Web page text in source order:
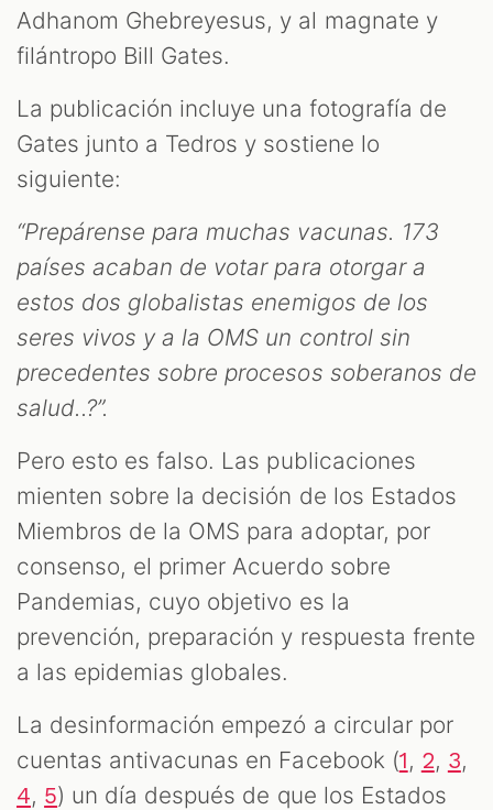
Adhanom Ghebreyesus, y al magnate y
filántropo Bill Gates.
La publicación incluye una fotografía de
Gates junto a Tedros y sostiene lo
siguiente:
“Prepárense para muchas vacunas. 173
países acaban de votar para otorgar a
estos dos globalistas enemigos de los
seres vivos y a la OMS un control sin
precedentes sobre procesos soberanos de
salud..?”.
Pero esto es falso. Las publicaciones
mienten sobre la decisión de los Estados
Miembros de la OMS para adoptar, por
consenso, el primer Acuerdo sobre
Pandemias, cuyo objetivo es la
prevención, preparación y respuesta frente
a las epidemias globales.
La desinformación empezó a circular por
cuentas antivacunas en Facebook (1, 2, 3,
4, 5) un día después de que los Estados